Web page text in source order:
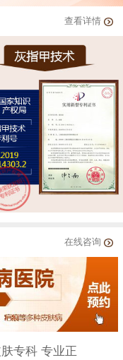
查看详情
在线咨询
专科 专业正